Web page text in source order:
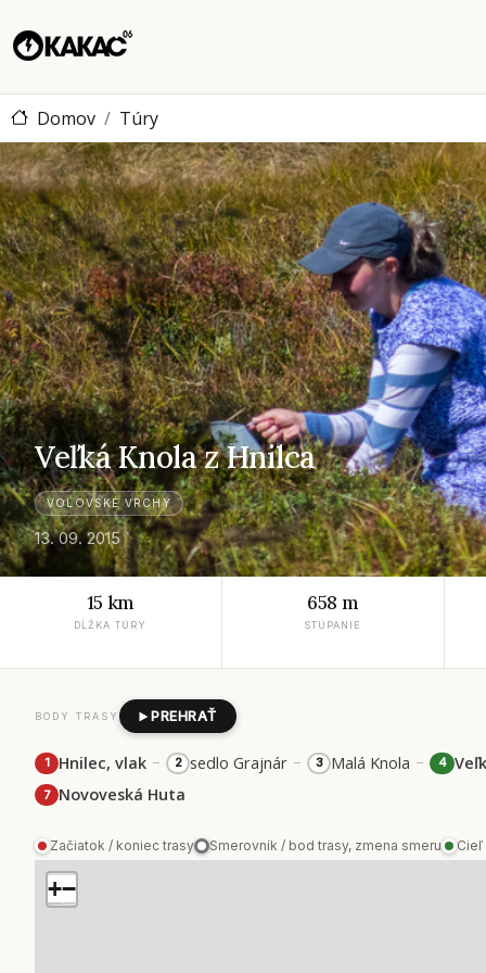
Domov Túry
Veľká Knola z Hnilca
Veľká Knola z Hnilca
VOLOVSKÉ VRCHY
13. 09. 2015
15 km
DĹŽKA TÚRY
658 m
STÚPANIE
BODY TRASY PREHRAŤ
1 Hnilec, vlak – 2 sedlo Grajnár – 3 Malá Knola – 4
7 Novoveská Huta
Začiatok / koniec trasy Smerovník / bod trasy, zmena smeru Cieľ
+−